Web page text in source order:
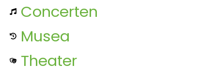
Concerten
Musea
Theater